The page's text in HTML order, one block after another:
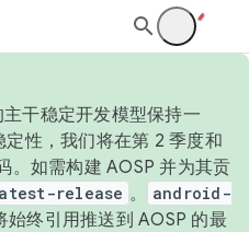
干稳定开发模型保持一
性，我们将在第 2 季度和
。如需构建 AOSP 并为其贡
release 。
android-
始终引用推送到 AOSP 的最